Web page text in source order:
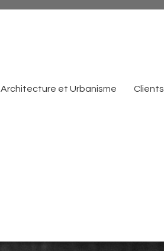
Architecture et Urbanisme Clients